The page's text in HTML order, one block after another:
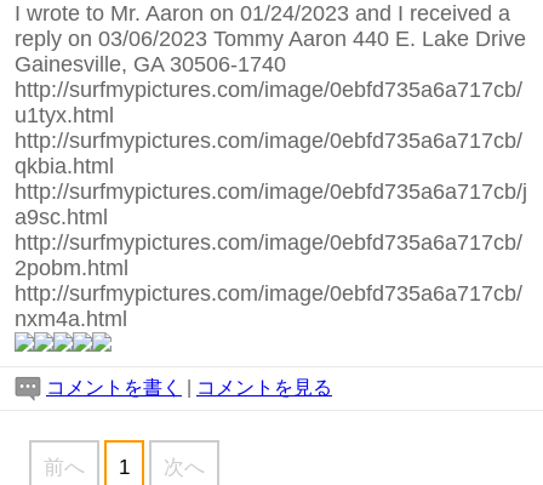
I wrote to Mr. Aaron on 01/24/2023 and I received a
reply on 03/06/2023 Tommy Aaron 440 E. Lake Drive
Gainesville, GA 30506-1740
http://surfmypictures.com/image/0ebfd735a6a717cb/
u1tyx.html
http://surfmypictures.com/image/0ebfd735a6a717cb/
qkbia.html
http://surfmypictures.com/image/0ebfd735a6a717cb/j
a9sc.html
http://surfmypictures.com/image/0ebfd735a6a717cb/
2pobm.html
http://surfmypictures.com/image/0ebfd735a6a717cb/
nxm4a.html
コメントを書く コメントを見る
前へ 1 次へ